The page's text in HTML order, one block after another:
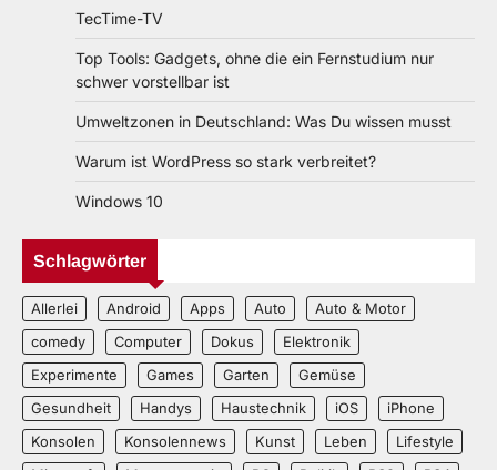
TecTime-TV
Top Tools: Gadgets, ohne die ein Fernstudium nur
schwer vorstellbar ist
Umweltzonen in Deutschland: Was Du wissen musst
Warum ist WordPress so stark verbreitet?
Windows 10
Schlagwörter
Allerlei Android Apps Auto
Auto & Motor
comedy
Computer Dokus
Elektronik
Experimente
Games Garten
Gemüse
Gesundheit
Handys Haustechnik iOS
iPhone
Konsolen
Konsolennews Kunst Leben
Lifestyle